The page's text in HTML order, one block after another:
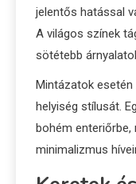
jelentős hatással
A világos színek
sötétebb
Mintázatok esetén
helyiség stílusát.
bohém enteriőrbe,
minimalizmus